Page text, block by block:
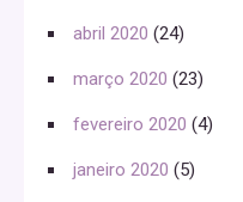
abril 2020 (24)
março 2020 (23)
fevereiro 2020 (4)
janeiro 2020 (5)